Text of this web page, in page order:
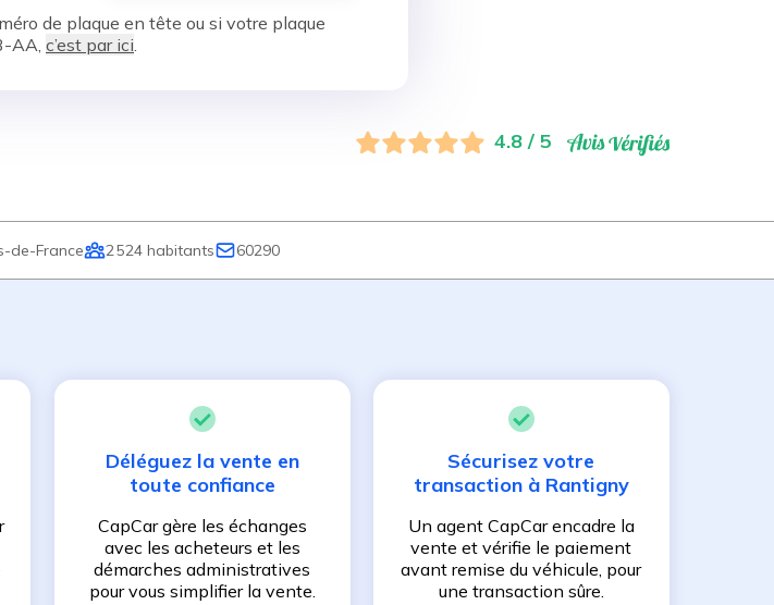
de plaque en tête ou si votre plaque
AA, c’est par ici.
4.8 / 5
de-France 2 524habitants 60290
Déléguez la vente en
toute confiance
CapCar gère les échanges
avec les acheteurs et les
démarches administratives
pour vous simplifier la vente.
Sécurisez votre
transaction à Rantigny
Un agent CapCar encadre la
vente et vérifie le paiement
avant remise du véhicule, pour
une transaction sûre.